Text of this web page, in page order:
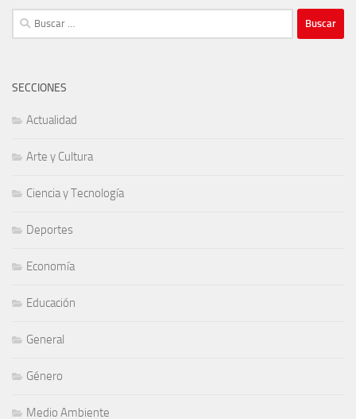
Buscar:
SECCIONES
Actualidad
Arte y Cultura
Ciencia y Tecnología
Deportes
Economía
Educación
General
Género
Medio Ambiente